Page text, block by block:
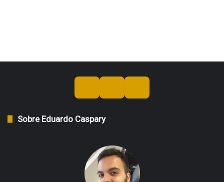
Sobre Eduardo Caspary